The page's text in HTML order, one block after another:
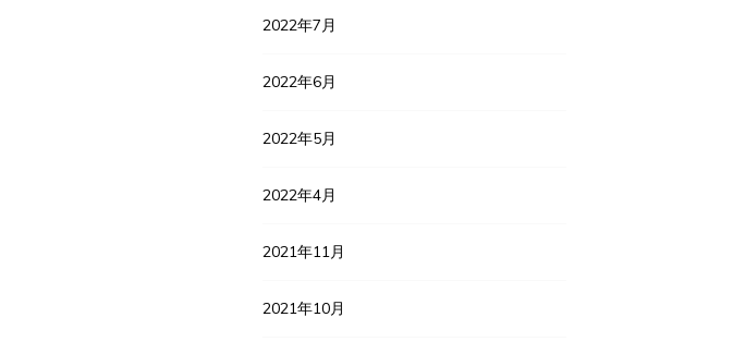
2022年7月
2022年6月
2022年5月
2022年4月
2021年11月
2021年10月